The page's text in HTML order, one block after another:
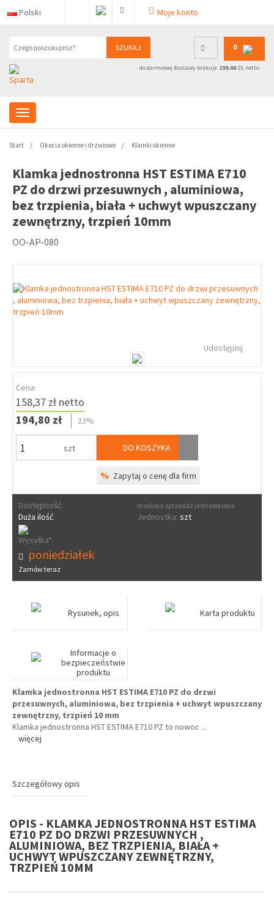
Polski Moje konto
SZUKAJ 0
do darmowej dostawy brakuje: 299.00ZŁ netto
Start Okucia okienne i drzwiowe Klamki okienne
Klamka jednostronna HST ESTIMA E710
PZ do drzwi przesuwnych , aluminiowa,
bez trzpienia, biała + uchwyt wpuszczany
zewnętrzny, trzpień 10mm
OO-AP-080
Udostępnij
Cena:
158,37 zł netto
194,80 zł
23%
szt DO KOSZYKA
% Zapytaj o cenę dla firm
Dostępność:
Duża ilość
możliwa sprzedaż jednostkowa
Jednostka: szt
Wysyłka*:
poniedziałek
Zamów teraz
Rysunek, opis Karta produktu
Informacje o
bezpieczeństwie
produktu
Klamka jednostronna HST ESTIMA E710 PZ do drzwi
przesuwnych, aluminiowa, bez trzpienia + uchwyt wpuszczany
zewnętrzny, trzpień 10 mm
Klamka jednostronna HST ESTIMA E710 PZ to nowoc ...
więcej
Szczegółowy opis
OPIS - KLAMKA JEDNOSTRONNA HST ESTIMA
E710 PZ DO DRZWI PRZESUWNYCH ,
ALUMINIOWA, BEZ TRZPIENIA, BIAŁA +
UCHWYT WPUSZCZANY ZEWNĘTRZNY,
TRZPIEŃ 10MM